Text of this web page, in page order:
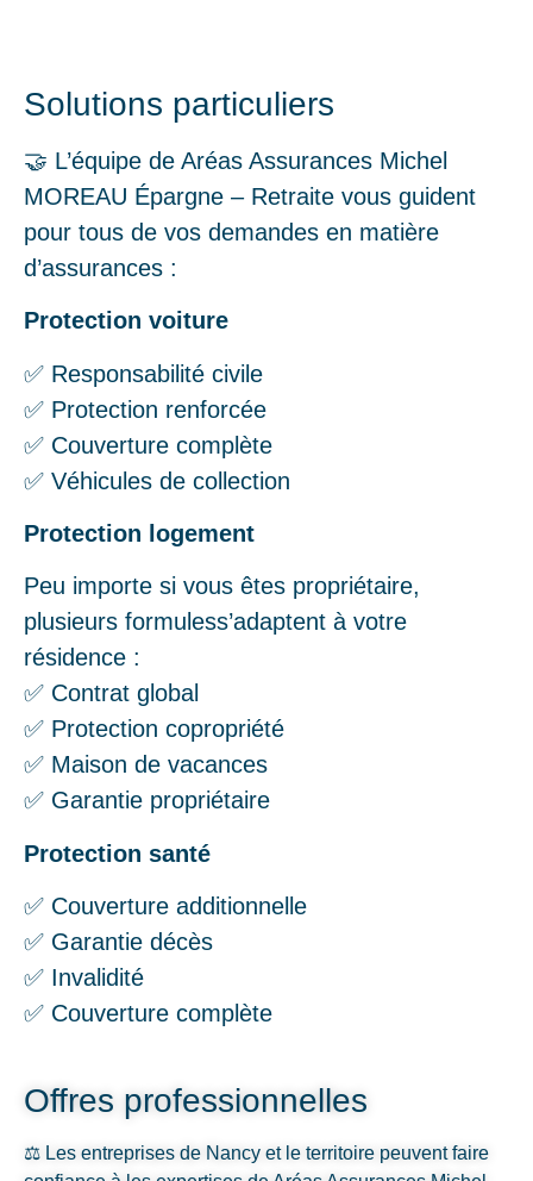
Solutions particuliers
🤝 L’équipe de Aréas Assurances Michel
MOREAU Épargne – Retraite vous guident
pour tous de vos demandes en matière
d’assurances :
Protection voiture
✅ Responsabilité civile
✅ Protection renforcée
✅ Couverture complète
✅ Véhicules de collection
Protection logement
Peu importe si vous êtes propriétaire,
plusieurs formuless’adaptent à votre
résidence :
✅ Contrat global
✅ Protection copropriété
✅ Maison de vacances
✅ Garantie propriétaire
Protection santé
✅ Couverture additionnelle
✅ Garantie décès
✅ Invalidité
✅ Couverture complète
Offres professionnelles
⚖️ Les entreprises de Nancy et le territoire peuvent faire